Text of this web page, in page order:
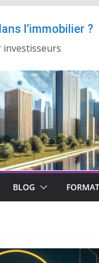
l’immobilier ?
BLOG